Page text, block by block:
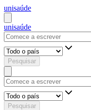
unisaúde
unisaúde
Pesquisar
Pesquisar